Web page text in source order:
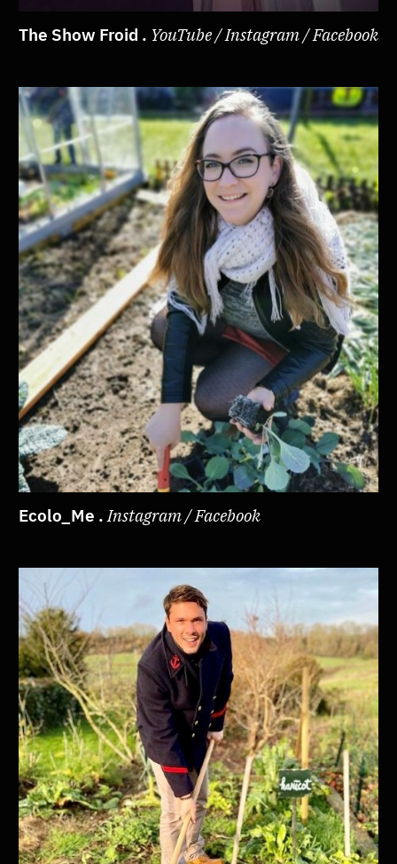
The Show Froid . YouTube / Instagram / Facebook
Ecolo_Me .Instagram / Facebook